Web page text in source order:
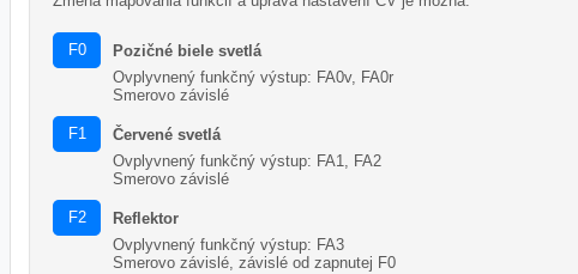
F0
Pozičné biele svetlá
Ovplyvnený funkčný výstup: FA0v, FA0r
Smerovo závislé
F1
Červené svetlá
Ovplyvnený funkčný výstup: FA1, FA2
Smerovo závislé
F2
Reflektor
Ovplyvnený funkčný výstup: FA3
Smerovo závislé, závislé od zapnutej F0